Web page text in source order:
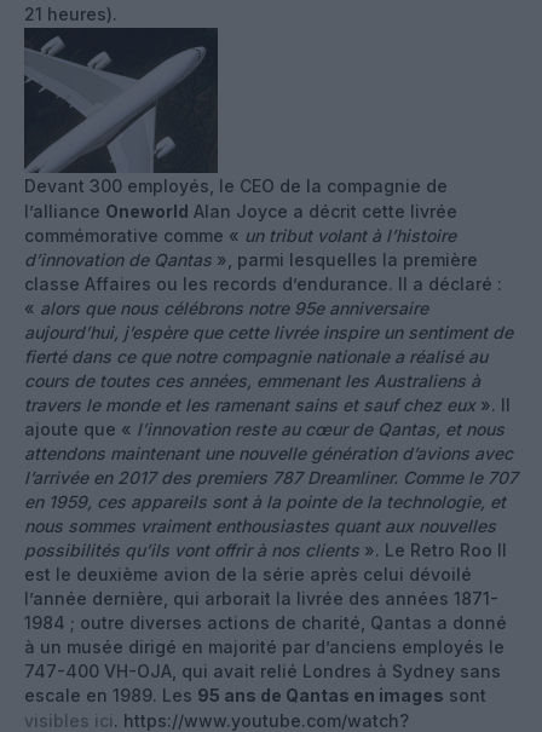
21 heures).
Devant 300 employés, le CEO de la compagnie de
l’alliance Oneworld Alan Joyce a décrit cette livrée
commémorative comme « un tribut volant à l’histoire
d’innovation de Qantas », parmi lesquelles la première
classe Affaires ou les records d’endurance. Il a déclaré :
« alors que nous célébrons notre 95e anniversaire
aujourd’hui, j’espère que cette livrée inspire un sentiment de
fierté dans ce que notre compagnie nationale a réalisé au
cours de toutes ces années, emmenant les Australiens à
travers le monde et les ramenant sains et sauf chez eux». Il
ajoute que « l’innovation reste au cœur de Qantas, et nous
attendons maintenant une nouvelle génération d’avions avec
l’arrivée en 2017 des premiers 787 Dreamliner. Comme le 707
en 1959, ces appareils sont à la pointe de la technologie, et
nous sommes vraiment enthousiastes quant aux nouvelles
possibilités qu’ils vont offrir à nos clients ». Le Retro Roo II
est le deuxième avion de la série après celui dévoilé
l’année dernière, qui arborait la livrée des années 1871-
1984 ; outre diverses actions de charité, Qantas a donné
à un musée dirigé en majorité par d’anciens employés le
747-400 VH-OJA, qui avait relié Londres à Sydney sans
escale en 1989. Les 95 ans de Qantas en images sont
visibles ici. https://www.youtube.com/watch?